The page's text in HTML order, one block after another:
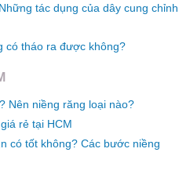
tác dụng của dây cung chỉnh
có tháo ra được không?
Nên niềng răng loại nào?
rẻ tại HCM
có tốt không? Các bước niềng